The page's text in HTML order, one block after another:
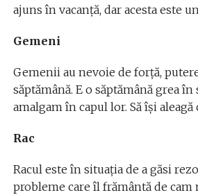
ajuns în vacanță, dar acesta este
Gemeni
Gemenii au nevoie de forță,
săptămână. E o săptămână grea în
amalgam în capul lor. Să îşi aleagă
Rac
Racul este în situația de a găsi
probleme care îl frământă de cam